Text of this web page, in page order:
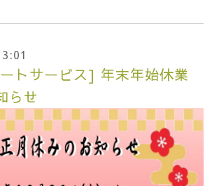
トサービス] 年末年始休業
らせ